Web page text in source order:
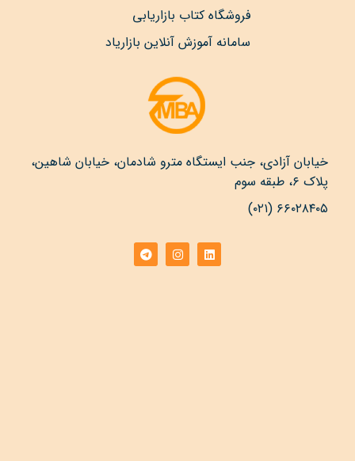
فروشگاه کتاب بازاریابی
سامانه آموزش آنلاین بازاریاد
خیابان آزادی، جنب ایستگاه مترو شادمان، خیابان شاهین،
پلاک ۶، طبقه سوم
۶۶۰۲۸۴۰۵ (۰۲۱)